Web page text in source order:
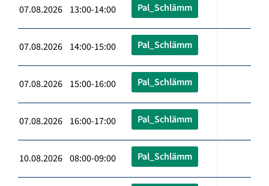
07.08.2026 13:00-14:00 Pal_Schlämm
07.08.2026 14:00-15:00 Pal_Schlämm
07.08.2026 15:00-16:00 Pal_Schlämm
07.08.2026 16:00-17:00 Pal_Schlämm
10.08.2026 08:00-09:00 Pal_Schlämm